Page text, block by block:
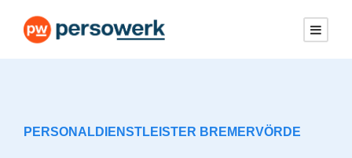
PERSONALDIENSTLEISTER BREMERVÖRDE